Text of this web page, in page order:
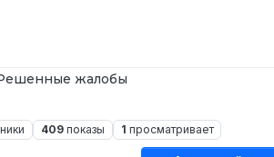
жалобы
409 показы 1 просматривает